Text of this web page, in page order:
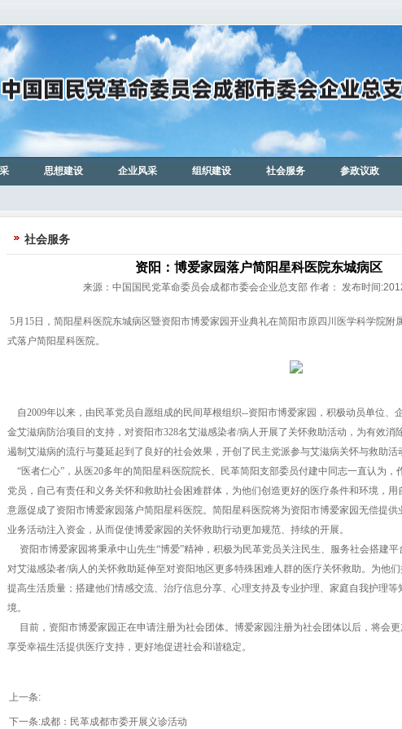
思想建设 企业风采 组织建设 社会服务 参政议政
社会服务
资阳：博爱家园落户简阳星科医院东城病区
来源：中国国民党革命委员会成都市委会企业总支部 作者： 发布时间
5月15日，简阳星科医院东城病区暨资阳市博爱家园开业典礼在简阳市原四川医学科学院附
式落户简阳星科医院。
自2009年以来，由民革党员自愿组成的民间草根组织--资阳市博爱家园，积极动员单位、
金艾滋病防治项目的支持，对资阳市328名艾滋感染者/病人开展了关怀救助活动，为有效消
遏制艾滋病的流行与蔓延起到了良好的社会效果，开创了民主党派参与艾滋病关怀与救助活
“医者仁心”，从医20多年的简阳星科医院院长、民革简阳支部委员付建中同志一直认为，
党员，自己有责任和义务关怀和救助社会困难群体，为他们创造更好的医疗条件和环境，
意愿促成了资阳市博爱家园落户简阳星科医院。简阳星科医院将为资阳市博爱家园无偿提
业务活动注入资金，从而促使博爱家园的关怀救助行动更加规范、持续的开展。
资阳市博爱家园将秉承中山先生“博爱”精神，积极为民革党员关注民生、服务社会搭建
对艾滋感染者/病人的关怀救助延伸至对资阳地区更多特殊困难人群的医疗关怀救助。为他
提高生活质量；搭建他们情感交流、治疗信息分享、心理支持及专业护理、家庭自我护理
境。
目前，资阳市博爱家园正在申请注册为社会团体。博爱家园注册为社会团体以后，将会
享受幸福生活提供医疗支持，更好地促进社会和谐稳定。
上一条:
下一条:成都：民革成都市委开展义诊活动